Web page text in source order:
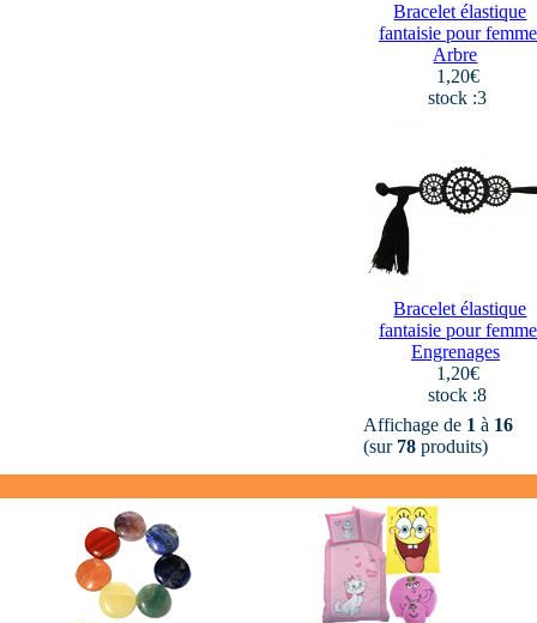
Bracelet élastique
fantaisie pour femme
Arbre
1,20€
stock :3
Bracelet élastique
fantaisie pour femme
Engrenages
1,20€
stock :8
Affichage de 1 à 16
(sur 78 produits)